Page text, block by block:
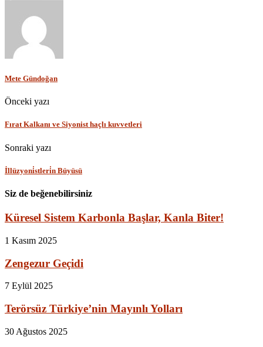
Mete Gündoğan
Önceki yazı
Fırat Kalkanı ve Siyonist haçlı kuvvetleri
Sonraki yazı
İllüzyoni̇stleri̇n Büyüsü
Siz de beğenebilirsiniz
Küresel Sistem Karbonla Başlar, Kanla Biter!
1 Kasım 2025
Zengezur Geçidi
7 Eylül 2025
Terörsüz Türkiye’nin Mayınlı Yolları
30 Ağustos 2025